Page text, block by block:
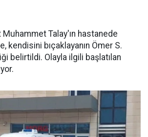
Muhammet Talay'ın hastanede
kendisini bıçaklayanın Ömer S.
belirtildi. Olayla ilgili başlatılan